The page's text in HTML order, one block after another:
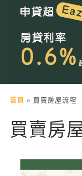
土地二胎申
房屋二胎申
軍公教貸款
土地貸款
房屋貸款
信用貸款
代書貸款
首頁 » 買賣房屋流程
買賣房